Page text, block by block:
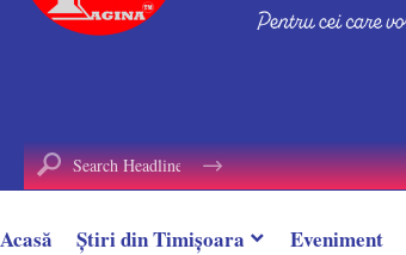
Acasă Știri din Timișoara Eveniment